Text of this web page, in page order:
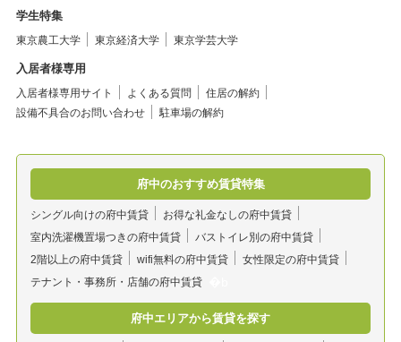
学生特集
東京農工大学 東京経済大学 東京学芸大学
入居者様専用
入居者様専用サイト よくある質問
住居の解約
設備不具合のお問い合わせ
駐車場の解約
府中のおすすめ賃貸特集
シングル向けの府中賃貸
お得な礼金なしの府中賃貸
室内洗濯機置場つきの府中賃貸
バストイレ別の府中賃貸
2階以上の府中賃貸
wifi無料の府中賃貸
女性限定の府中賃貸
テナント・事務所・店舗の府中賃貸
府中エリアから賃貸を探す